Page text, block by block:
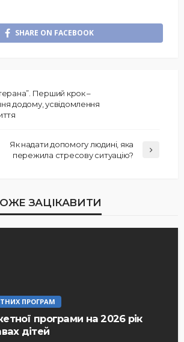
SHARE ON FACEBOOK
Перший крок –
додому, усвідомлення
Як надати допомогу людині, яка
пережила стресову ситуацію?
ЗАЦІКАВИТИ
ПРОГРАМ
програми на 2026 рік
дітей